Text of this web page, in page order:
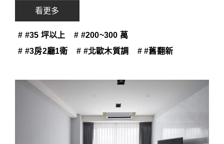
看更多
# #35 坪以上
# #200~300 萬
# #3房2廳1衛
# #北歐木質調 # #舊翻新